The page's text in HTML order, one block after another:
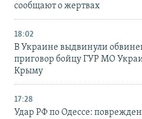
сообщают о жертвах
18:02
В Украине выдвинули
приговор бойцу ГУР МО
Крыму
17:28
Удар РФ по Одессе: